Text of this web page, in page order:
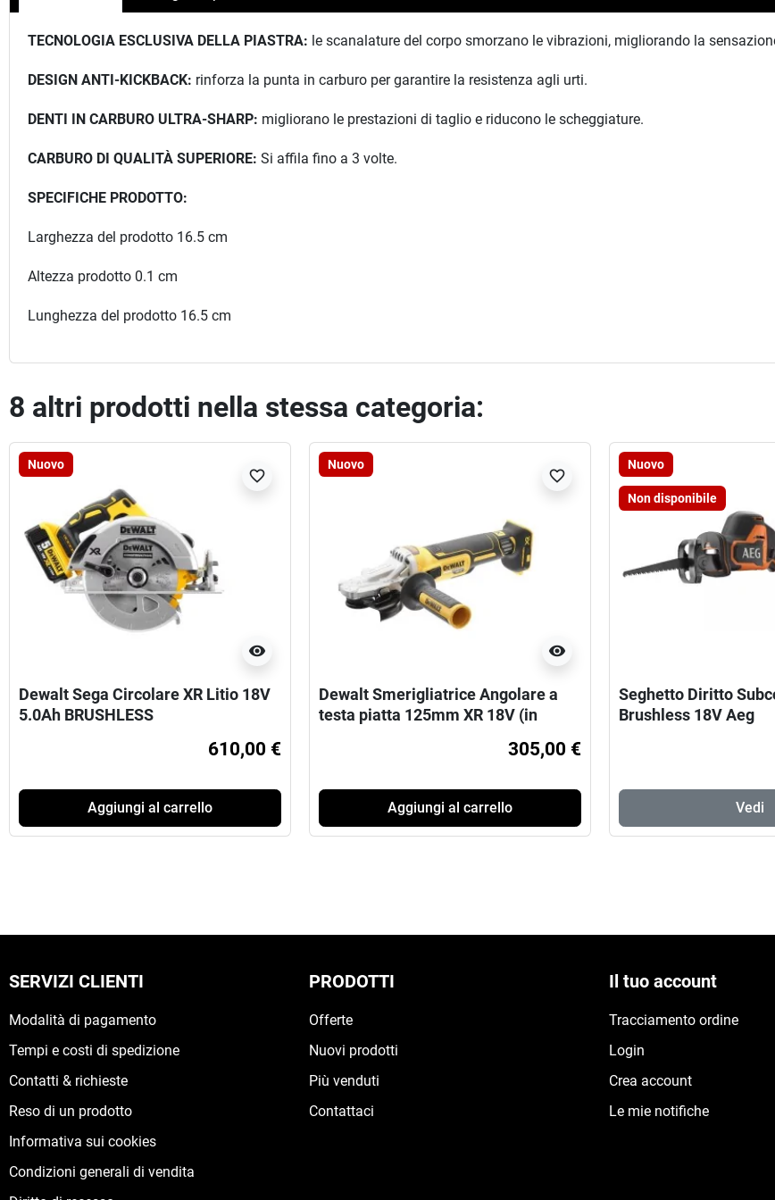
TECNOLOGIA ESCLUSIVA DELLA PIASTRA: le scanalature del corpo smorzano le vibrazioni, migliorando la
DESIGN ANTI-KICKBACK: rinforza la punta in carburo per garantire la resistenza agli urti.
DENTI IN CARBURO ULTRA-SHARP: migliorano le prestazioni di taglio e riducono le scheggiature.
CARBURO DI QUALITÀ SUPERIORE: Si affila fino a 3 volte.
SPECIFICHE PRODOTTO:
Larghezza del prodotto 16.5 cm
Altezza prodotto 0.1 cm
Lunghezza del prodotto 16.5 cm
8 altri prodotti nella stessa categoria:
Nuovo
visibility
favorite_border
Dewalt Sega Circolare XR Litio 18V
5.0Ah BRUSHLESS
610,00 €
Aggiungi al carrello
Nuovo
visibility
favorite_border
Dewalt Smerigliatrice Angolare a
testa piatta 125mm XR 18V (in
305,00 €
Aggiungi al carrello
Nuovo
Non disponibile
Seghetto Diritto
Brushless 18V Aeg
Vedi
SERVIZI CLIENTI
Modalità di pagamento
Tempi e costi di spedizione
Contatti & richieste
Reso di un prodotto
Informativa sui cookies
Condizioni generali di vendita
PRODOTTI
Offerte
Nuovi prodotti
Più venduti
Contattaci
Il tuo account
Tracciamento ordine
Login
Crea account
Le mie notifiche